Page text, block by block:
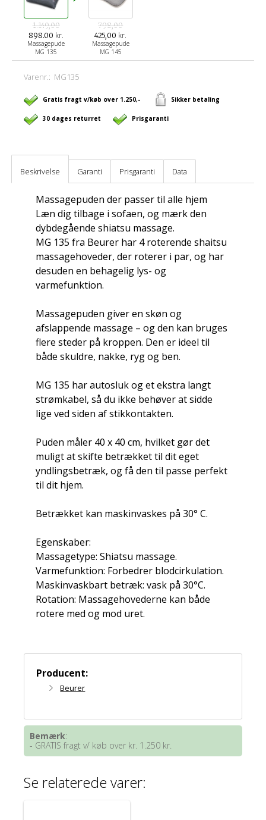
1.149,00
898.00 kr.
Massagepude
MG 135
798,00
425,00 kr.
Massagepude
MG 145
Varenr.: MG135
Gratis fragt v/køb over 1.250,- Sikker betaling
30 dages returret Prisgaranti
Beskrivelse Garanti Prisgaranti Data
Massagepuden der passer til alle hjem
Læn dig tilbage i sofaen, og mærk den
dybdegående shiatsu massage.
MG 135 fra Beurer har 4 roterende shaitsu
massagehoveder, der roterer i par, og har
desuden en behagelig lys- og
varmefunktion.
Massagepuden giver en skøn og
afslappende massage – og den kan bruges
flere steder på kroppen. Den er ideel til
både skuldre, nakke, ryg og ben.
MG 135 har autosluk og et ekstra langt
strømkabel, så du ikke behøver at sidde
lige ved siden af stikkontakten.
Puden måler 40 x 40 cm, hvilket gør det
muligt at skifte betrækket til dit eget
yndlingsbetræk, og få den til passe perfekt
til dit hjem.
Betrækket kan maskinvaskes på 30° C.
Egenskaber:
Massagetype: Shiatsu massage.
Varmefunktion: Forbedrer blodcirkulation.
Maskinvaskbart betræk: vask på 30°C.
Rotation: Massagehovederne kan både
rotere med og mod uret.
Producent:
Beurer
Bemærk:
- GRATIS fragt v/ køb over kr. 1.250 kr.
Se relaterede varer: